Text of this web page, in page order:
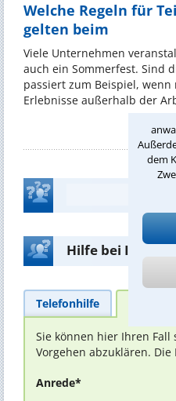
dem
Welche Regeln für
gelten beim
Viele Unternehmen
auch ein Sommerfest. Sind
passiert zum Beispiel,
Erlebnisse außerhalb der
Hilfe bei Ihrer
Telefonhilfe
Sie können hier Ihren
Vorgehen abzuklären.
Anrede*